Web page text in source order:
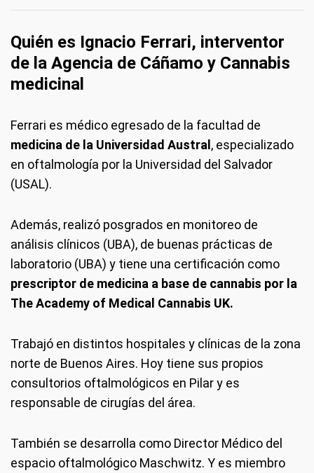
Quién es Ignacio Ferrari, interventor
de la Agencia de Cáñamo y Cannabis
medicinal
Ferrari es médico egresado de la facultad de
medicina de la Universidad Austral , especializado
en oftalmología por la Universidad del Salvador
(USAL).
Además, realizó posgrados en monitoreo de
análisis clínicos (UBA), de buenas prácticas de
laboratorio (UBA) y tiene una certificación como
prescriptor de medicina a base de cannabis por la
The Academy of Medical Cannabis UK.
Trabajó en distintos hospitales y clínicas de la zona
norte de Buenos Aires. Hoy tiene sus propios
consultorios oftalmológicos en Pilar y es
responsable de cirugías del área.
También se desarrolla como Director Médico del
espacio oftalmológico Maschwitz. Y es miembro